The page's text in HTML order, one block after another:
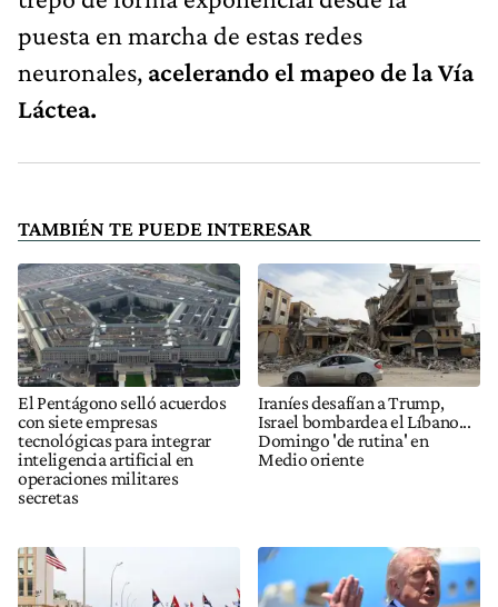
puesta en marcha de estas redes
neuronales, acelerando el mapeo de la Vía
Láctea.
TAMBIÉN TE PUEDE INTERESAR
El Pentágono selló acuerdos
con siete empresas
tecnológicas para integrar
inteligencia artificial en
operaciones militares
secretas
Iraníes desafían a Trump,
Israel bombardea el Líbano...
Domingo 'de rutina' en
Medio oriente